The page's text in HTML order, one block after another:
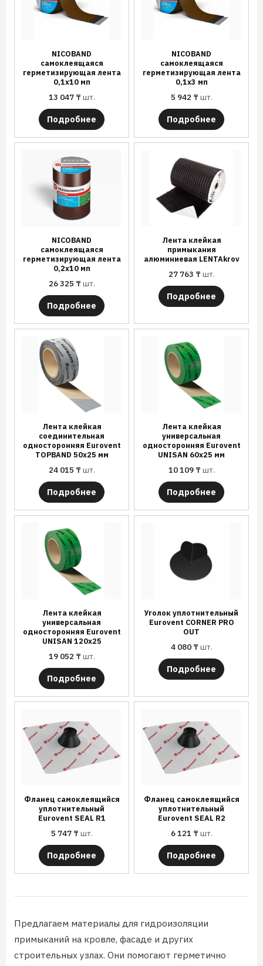
NICOBAND
самоклеящаяся
герметизирующая лента
0,1х10 мп
13 047 ₸шт.
Подробнее
NICOBAND
самоклеящаяся
герметизирующая лента
0,1х3 мп
5 942 ₸шт.
Подробнее
NICOBAND
самоклеящаяся
герметизирующая лента
0,2х10 мп
26 325 ₸шт.
Подробнее
Лента клейкая
примыкания
алюминиевая LENTAkrov
27 763 ₸шт.
Подробнее
Лента клейкая
соединительная
односторонняя Eurovent
TOPBAND 50х25 мм
24 015 ₸шт.
Подробнее
Лента клейкая
универсальная
односторонняя Eurovent
UNISAN 60х25 мм
10 109 ₸шт.
Подробнее
Лента клейкая
универсальная
односторонняя Еurovent
UNISAN 120х25
19 052 ₸шт.
Подробнее
Уголок уплотнительный
Eurovent CORNER PRO
OUT
4 080 ₸шт.
Подробнее
Фланец самоклеящийся
уплотнительный
Eurovent SEAL R1
5 747 ₸шт.
Подробнее
Фланец самоклеящийся
уплотнительный
Eurovent SEAL R2
6 121 ₸шт.
Подробнее
Предлагаем материалы для гидроизоляции
примыканий на кровле, фасаде и других
строительных узлах. Они помогают герметично